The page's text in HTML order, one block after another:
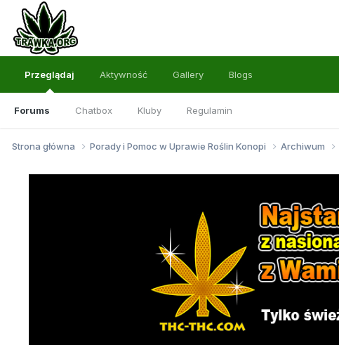
Przeglądaj
Forums Chatbox Kluby Regulamin
Aktywność Gallery Blogs
Strona główna Porady i Pomoc w Uprawie Roślin Konopi Archiwum